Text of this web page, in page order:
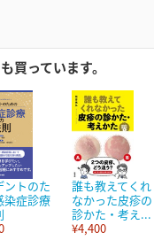
買っています。
ントのた
染症診療
誰も教えてくれ
なかった皮疹の
診かた・考え...
¥4,400